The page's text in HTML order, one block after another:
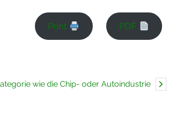
Print PDF
wie die Chip- oder Autoindustrie